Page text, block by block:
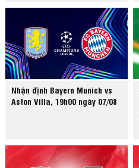
Nhận định Bayern Munich vs
Aston Villa, 19h00 ngày 07/08